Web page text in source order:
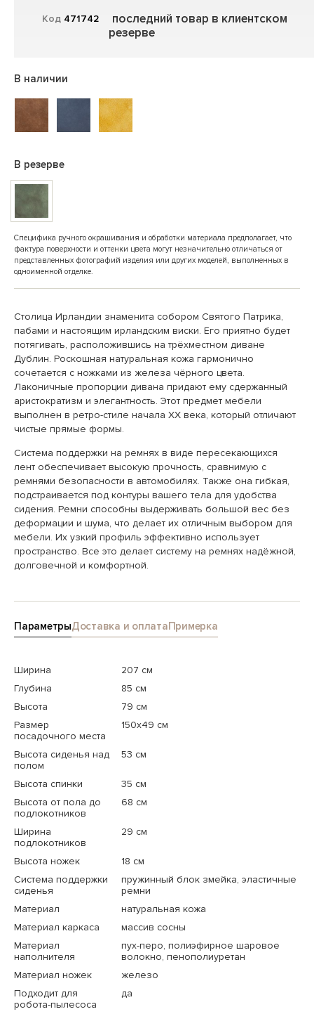
Код 471742
последний товар в клиентском
резерве
В наличии
В резерве
Специфика ручного окрашивания и обработки материала предполагает, что
фактура поверхности и оттенки цвета могут незначительно отличаться от
представленных фотографий изделия или других моделей, выполненных в
одноименной отделке.
Столица Ирландии знаменита собором Святого Патрика,
пабами и настоящим ирландским виски. Его приятно будет
потягивать, расположившись на трёхместном диване
Дублин. Роскошная натуральная кожа гармонично
сочетается с ножками из железа чёрного цвета.
Лаконичные пропорции дивана придают ему сдержанный
аристократизм и элегантность. Этот предмет мебели
выполнен в ретро-стиле начала ХХ века, который отличают
чистые прямые формы.
Система поддержки на ремнях в виде пересекающихся
лент обеспечивает высокую прочность, сравнимую с
ремнями безопасности в автомобилях. Также она гибкая,
подстраивается под контуры вашего тела для удобства
сидения. Ремни способны выдерживать большой вес без
деформации и шума, что делает их отличным выбором для
мебели. Их узкий профиль эффективно использует
пространство. Все это делает систему на ремнях надёжной,
долговечной и комфортной.
ПараметрыДоставка и оплатаПримерка
Ширина
207 см
Глубина
85 см
Высота
79 см
Размер
посадочного места
150x49 см
Высота сиденья над
полом
53 см
Высота спинки
35 см
Высота от пола до
подлокотников
68 см
Ширина
подлокотников
29 см
Высота ножек
18 см
Система поддержки
сиденья
пружинный блок змейка, эластичные
ремни
Материал
натуральная кожа
Материал каркаса
массив сосны
Материал
наполнителя
пух-перо, полиэфирное шаровое
волокно, пенополиуретан
Материал ножек
железо
Подходит для
робота-пылесоса
да